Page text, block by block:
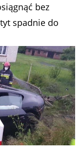
bez
spadnie do